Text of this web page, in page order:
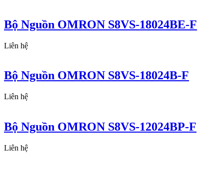
Bộ Nguồn OMRON S8VS-18024BE-F
Liên hệ
Bộ Nguồn OMRON S8VS-18024B-F
Liên hệ
Bộ Nguồn OMRON S8VS-12024BP-F
Liên hệ